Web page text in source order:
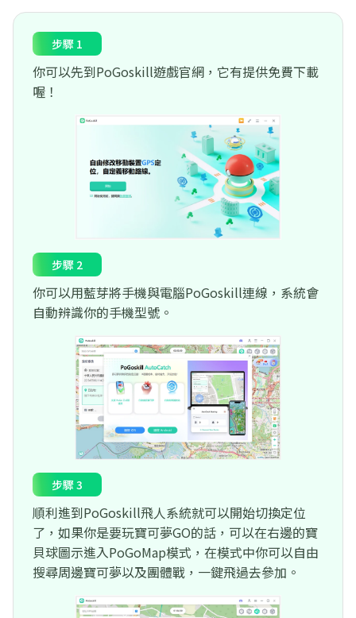
步驟 1
你可以先到PoGoskill遊戲官網，它有提供免費下載
喔！
步驟 2
你可以用藍芽將手機與電腦PoGoskill連線，系統會
自動辨識你的手機型號。
步驟 3
順利進到PoGoskill飛人系統就可以開始切換定位
了，如果你是要玩寶可夢GO的話，可以在右邊的寶
貝球圖示進入PoGoMap模式，在模式中你可以自由
搜尋周邊寶可夢以及團體戰，一鍵飛過去參加。